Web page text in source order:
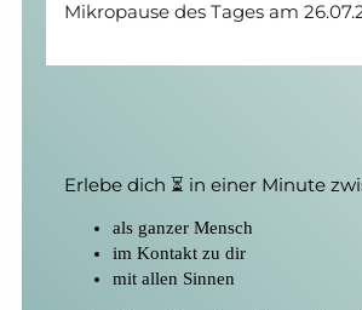
Mikropause des Tages am
Erlebe dich ⏳ in einer Minute
als ganzer Mensch
im Kontakt zu dir
mit allen Sinnen